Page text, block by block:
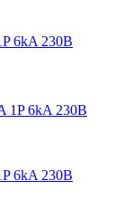
6kA 230В
6kA 230В